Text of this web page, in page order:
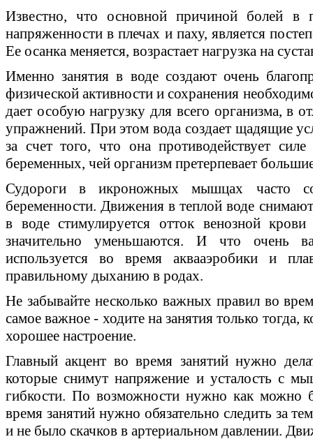
Известно, что основной причиной болей в
напряженности в плечах и паху, является
Ее осанка меняется, возрастает нагрузка на
Именно занятия в воде создают очень
физической активности и сохранения
дает особую нагрузку для всего организма, в
упражнений. При этом вода создает щадящие
за счет того, что она противодействует
беременных, чей организм претерпевает
Судороги в икроножных мышцах часто
беременности. Движения в теплой воде
в воде стимулируется отток венозной
значительно уменьшаются. И что очень
используется во время аквааэробики и
правильному дыханию в родах.
Не забывайте несколько важных правил во
самое важное - ходите на занятия только тогда,
хорошее настроение.
Главный акцент во время занятий нужно
которые снимут напряжение и усталость с
гибкости. По возможности нужно как можно
время занятий нужно обязательно следить за
и не было скачков в артериальном давлении.